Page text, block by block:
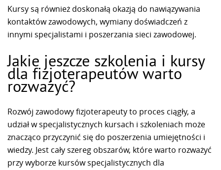
Kursy są również doskonałą okazją do nawiązywania
kontaktów zawodowych, wymiany doświadczeń z
innymi specjalistami i poszerzania sieci zawodowej.
Jakie jeszcze szkolenia i kursy
dla fizjoterapeutów warto
rozważyć?
Rozwój zawodowy fizjoterapeuty to proces ciągły, a
udział w specjalistycznych kursach i szkoleniach może
znacząco przyczynić się do poszerzenia umiejętności i
wiedzy. Jest cały szereg obszarów, które warto rozważyć
przy wyborze kursów specjalistycznych dla